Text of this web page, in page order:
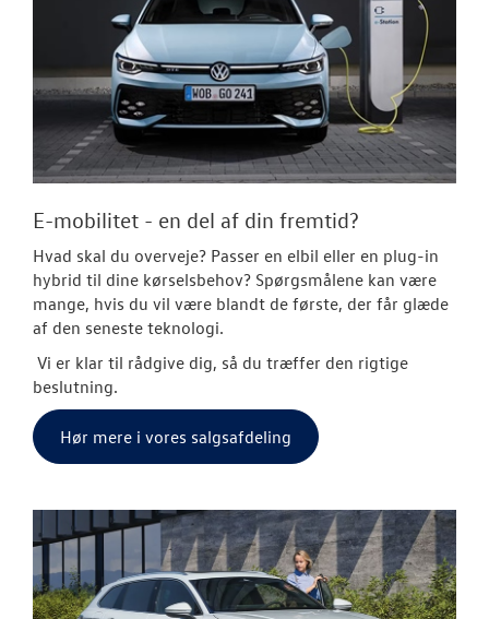
E-mobilitet - en del af din fremtid?
Hvad skal du overveje? Passer en elbil eller en plug-in
hybrid til dine kørselsbehov? Spørgsmålene kan være
mange, hvis du vil være blandt de første, der får glæde
af den seneste teknologi.
Vi er klar til rådgive dig, så du træffer den rigtige
beslutning.
Hør mere i vores salgsafdeling